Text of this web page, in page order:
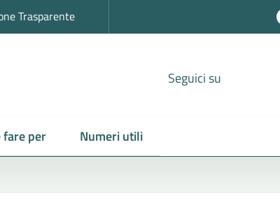
Trasparente
Seguici su
fare per Numeri utili